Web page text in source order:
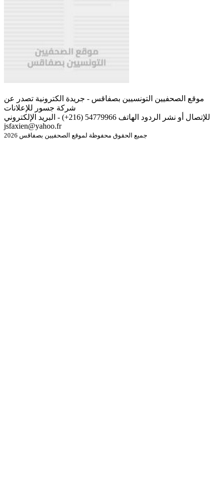
موقع الصحفيين التونسيين بصفاقس - جريدة الكترونية تصدر عن
شركة جسور للإعلانات
للإتصال أو نشر الردود الهاتف 54779966 (216+) - البريد الإلكتروني
jsfaxien@yahoo.fr
جميع الحقوق محفوظة لموقع الصحفيين بصفاقس 2026